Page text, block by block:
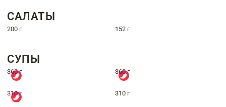
САЛАТЫ
200 г 152 г
СУПЫ
360 г 360 г
310 г 310 г